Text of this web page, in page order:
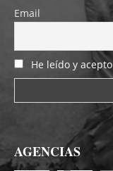
Email
He leído y
AGENCIAS